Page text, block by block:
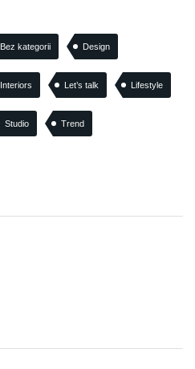
Bez kategorii Design
Interiors Let’s talk Lifestyle
Studio Trend